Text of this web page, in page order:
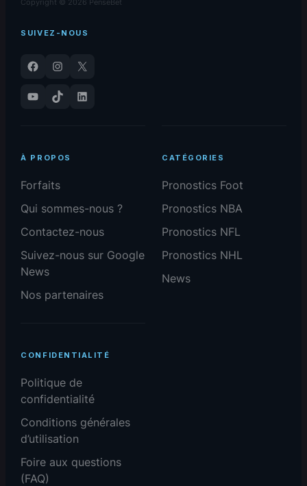
SUIVEZ-NOUS
Facebook Instagram
X
YouTube
TikTok LinkedIn
À PROPOS
Forfaits
Qui sommes-nous ?
Contactez-nous
Suivez-nous sur Google
News
Nos partenaires
CATÉGORIES
Pronostics Foot
Pronostics NBA
Pronostics NFL
Pronostics NHL
News
CONFIDENTIALITÉ
Politique de
confidentialité
Conditions générales
d’utilisation
Foire aux questions
(FAQ)